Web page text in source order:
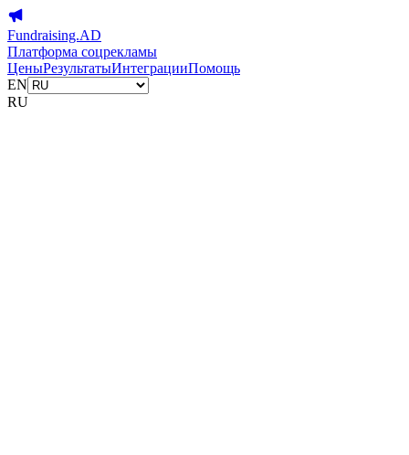
Fundraising.AD
Платформа соцрекламы
ЦеныРезультатыИнтеграцииПомощь
EN
RU